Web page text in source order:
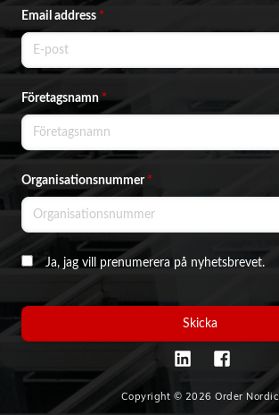
Email address *
Företagsnamn*
Organisationsnummer *
Ja, jag vill prenumerera på nyhetsbrevet.
Skicka
Copyright © 2026 Order Nordic